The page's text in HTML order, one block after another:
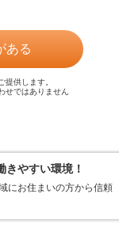
ある
提供します。
せではありません
やすい環境！
にお住まいの方から信頼